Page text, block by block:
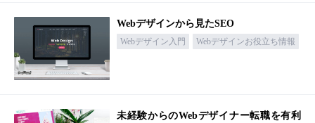
Webデザインから見たSEO
Webデザイン入門 Webデザインお役立ち情報
未経験からのWebデザイナー転職を有利